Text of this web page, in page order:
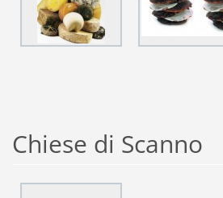
Chiese di Scanno